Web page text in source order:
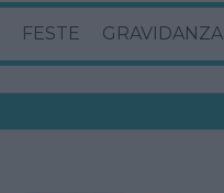
FESTE GRAVIDANZA